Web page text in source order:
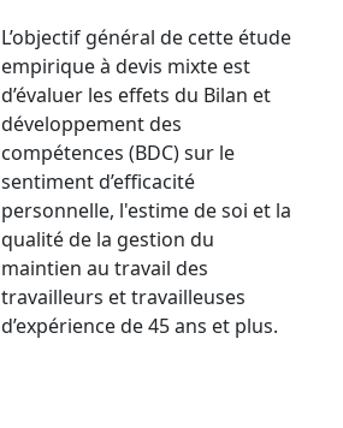
L’objectif général de cette étude
empirique à devis mixte est
d’évaluer les effets du Bilan et
développement des
compétences (BDC) sur le
sentiment d’efficacité
personnelle, l'estime de soi et la
qualité de la gestion du
maintien au travail des
travailleurs et travailleuses
d’expérience de 45 ans et plus.